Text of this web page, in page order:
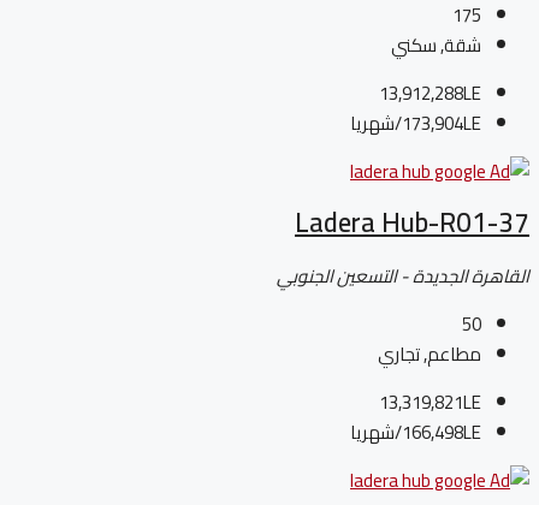
175
شقة, سكني
13,912,288LE
173,904LE/شهريا
Ladera Hub-R01-37
القاهرة الجديدة - التسعين الجنوبي
50
مطاعم, تجاري
13,319,821LE
166,498LE/شهريا